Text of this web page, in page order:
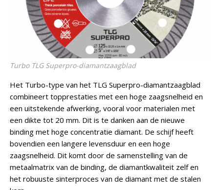
Turbo TLG Superpro-diamantzaagblad
Het Turbo-type van het TLG Superpro-diamantzaagblad
combineert topprestaties met een hoge zaagsnelheid en
een uitstekende afwerking, vooral voor materialen met
een dikte tot 20 mm. Dit is te danken aan de nieuwe
binding met hoge concentratie diamant. De schijf heeft
bovendien een langere levensduur en een hoge
zaagsnelheid. Dit komt door de samenstelling van de
metaalmatrix van de binding, de diamantkwaliteit zelf en
het robuuste sinterproces van de diamant met de stalen